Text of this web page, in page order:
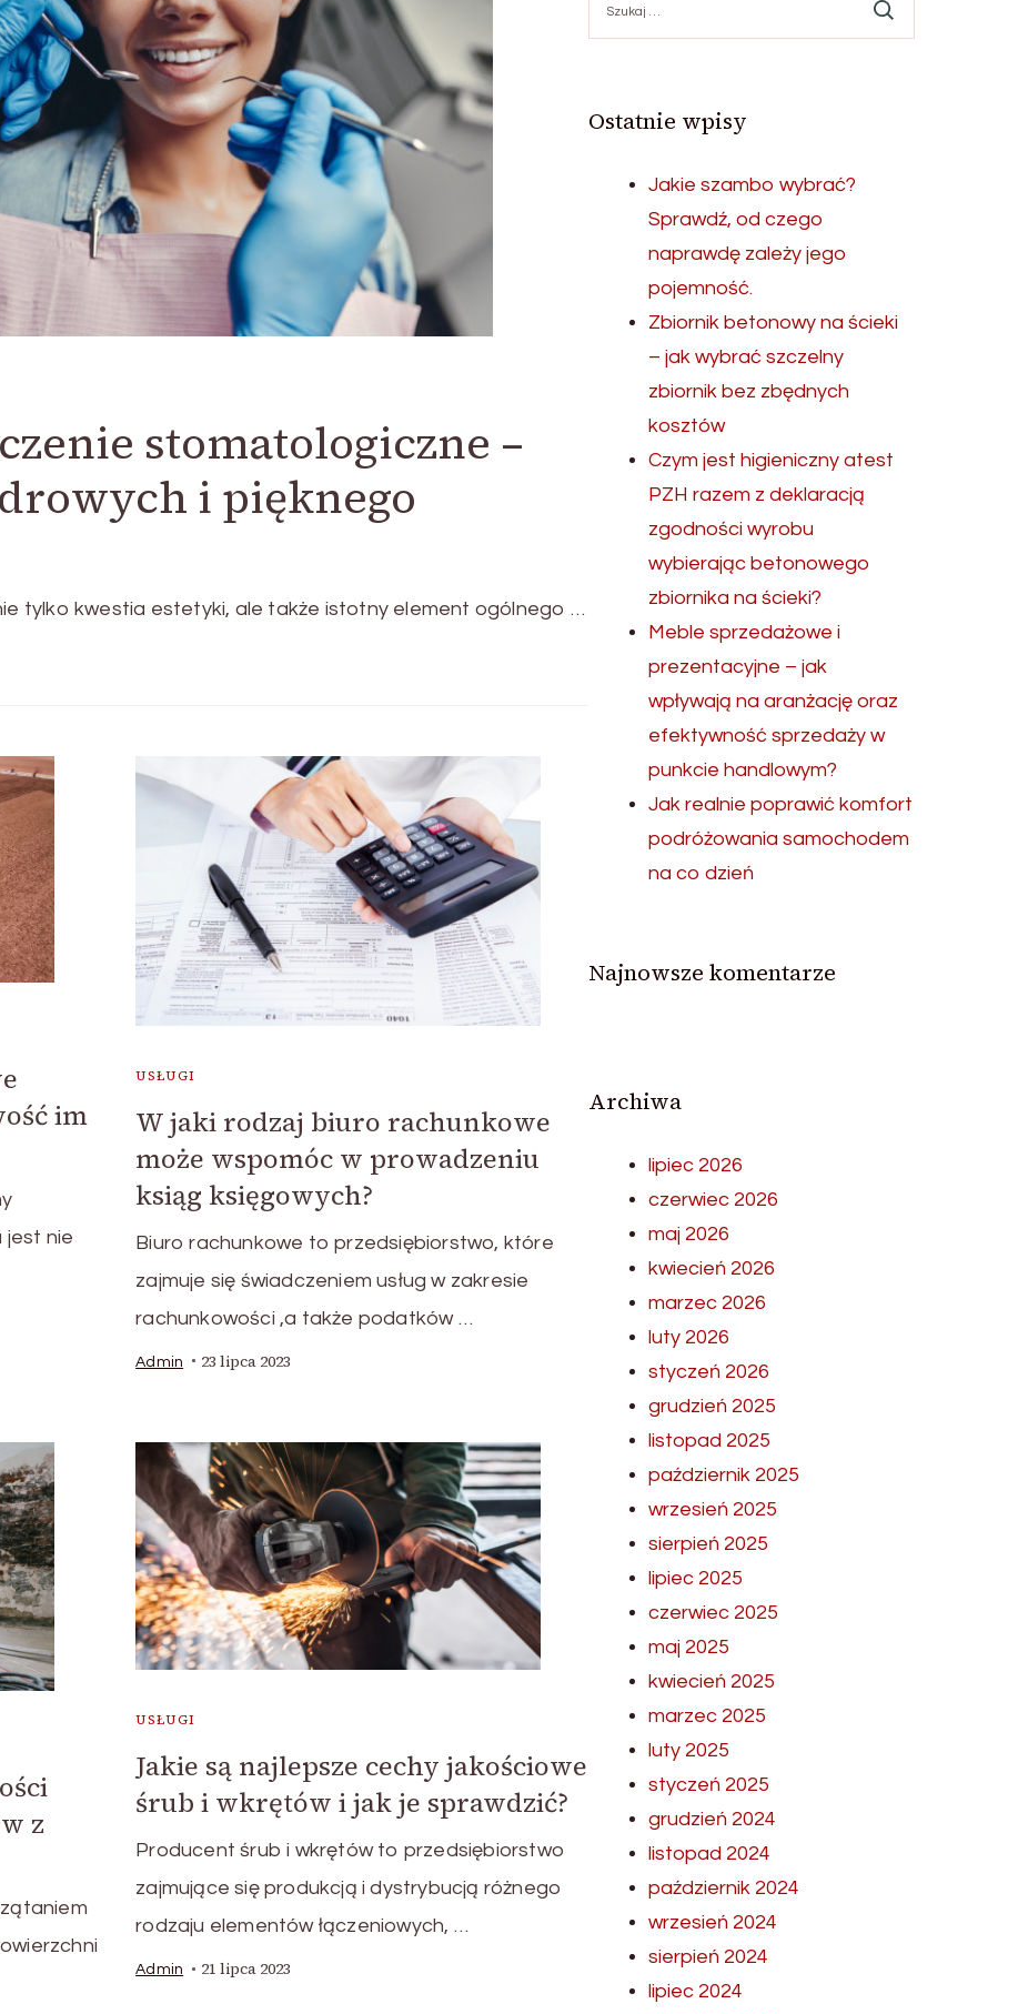
stomatologiczne –
i pięknego
tylko kwestia estetyki, ale także istotny element ogólnego …
im
jest nie
USŁUGI
W jaki rodzaj biuro rachunkowe
może wspomóc w prowadzeniu
ksiąg księgowych?
Biuro rachunkowe to przedsiębiorstwo, które
zajmuje się świadczeniem usług w zakresie
rachunkowości ,a także podatków …
Admin 23 lipca 2023
z
USŁUGI
Jakie są najlepsze cechy jakościowe
śrub i wkrętów i jak je sprawdzić?
Producent śrub i wkrętów to przedsiębiorstwo
zajmujące się produkcją i dystrybucją różnego
rodzaju elementów łączeniowych, …
Admin 21 lipca 2023
Ostatnie wpisy
Jakie szambo wybrać?
Sprawdź, od czego
naprawdę zależy jego
pojemność.
Zbiornik betonowy na ścieki
– jak wybrać szczelny
zbiornik bez zbędnych
kosztów
Czym jest higieniczny atest
PZH razem z deklaracją
zgodności wyrobu
wybierając betonowego
zbiornika na ścieki?
Meble sprzedażowe i
prezentacyjne – jak
wpływają na aranżację oraz
efektywność sprzedaży w
punkcie handlowym?
Jak realnie poprawić komfort
podróżowania samochodem
na co dzień
Najnowsze komentarze
Archiwa
lipiec 2026
czerwiec 2026
maj 2026
kwiecień 2026
marzec 2026
luty 2026
styczeń 2026
grudzień 2025
listopad 2025
październik 2025
wrzesień 2025
sierpień 2025
lipiec 2025
czerwiec 2025
maj 2025
kwiecień 2025
marzec 2025
luty 2025
styczeń 2025
grudzień 2024
listopad 2024
październik 2024
wrzesień 2024
sierpień 2024
lipiec 2024